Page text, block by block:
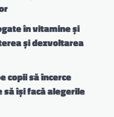
în vitamine și
și dezvoltarea
copii să încerce
își facă alegerile